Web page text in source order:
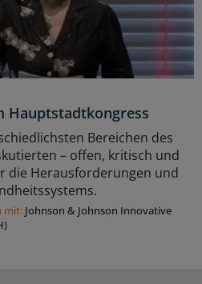
Hauptstadtkongress
Bereichen des
– offen, kritisch und
die Herausforderungen und
mit: Johnson & Johnson Innovative